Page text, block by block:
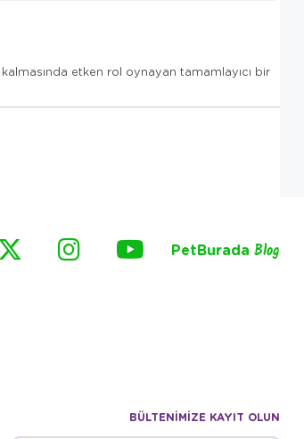
etken rol oynayan tamamlayıcı bir
PetBurada Blog
BÜLTENİMİZE KAYIT OLUN